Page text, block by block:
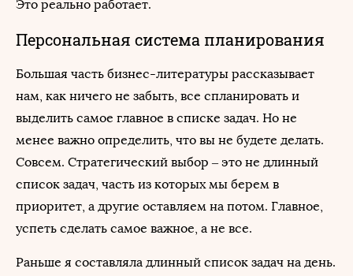
Это реально работает.
Персональная система планирования
Большая часть бизнес-литературы рассказывает
нам, как ничего не забыть, все спланировать и
выделить самое главное в списке задач. Но не
менее важно определить, что вы не будете делать.
Совсем. Стратегический выбор – это не длинный
список задач, часть из которых мы берем в
приоритет, а другие оставляем на потом. Главное,
успеть сделать самое важное, а не все.
Раньше я составляла длинный список задач на день.